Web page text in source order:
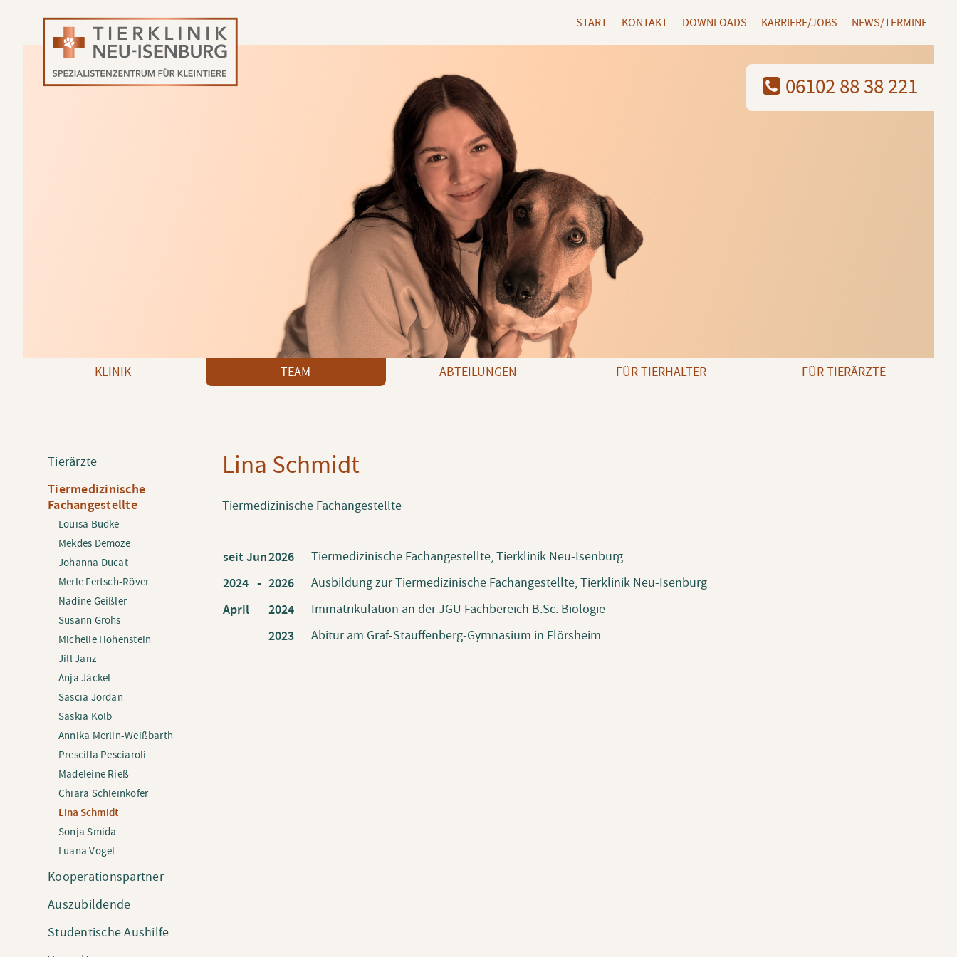
Navigation
überspringen
START KONTAKT DOWNLOADS KARRIERE/JOBS NEWS/TERMINE
06102 88 38 221
Navigation überspringen
KLINIK TEAM ABTEILUNGEN FÜR TIERHALTER FÜR TIERÄRZTE
Lina Schmidt
Tiermedizinische Fachangestellte
seit Jun2026 Tiermedizinische Fachangestellte, Tierklinik Neu-Isenburg
2024 - 2026 Ausbildung zur Tiermedizinische Fachangestellte, Tierklinik Neu-Isenburg
April 2024 Immatrikulation an der JGU Fachbereich B.Sc. Biologie
2023 Abitur am Graf-Stauffenberg-Gymnasium in Flörsheim
Navigation
Tierärzte
Tiermedizinische
Fachangestellte
Louisa Budke
Mekdes Demoze
Johanna Ducat
Merle Fertsch-Röver
Nadine Geißler
Susann Grohs
Michelle Hohenstein
Jill Janz
Anja Jäckel
Sascia Jordan
Saskia Kolb
Annika Merlin-Weißbarth
Prescilla Pesciaroli
Madeleine Rieß
Chiara Schleinkofer
Lina Schmidt
Sonja Smida
Luana Vogel
Kooperationspartner
Auszubildende
Studentische Aushilfe